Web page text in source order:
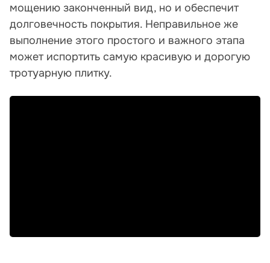
мощению законченный вид, но и обеспечит
долговечность покрытия. Неправильное же
выполнение этого простого и важного этапа
может испортить самую красивую и дорогую
тротуарную плитку.